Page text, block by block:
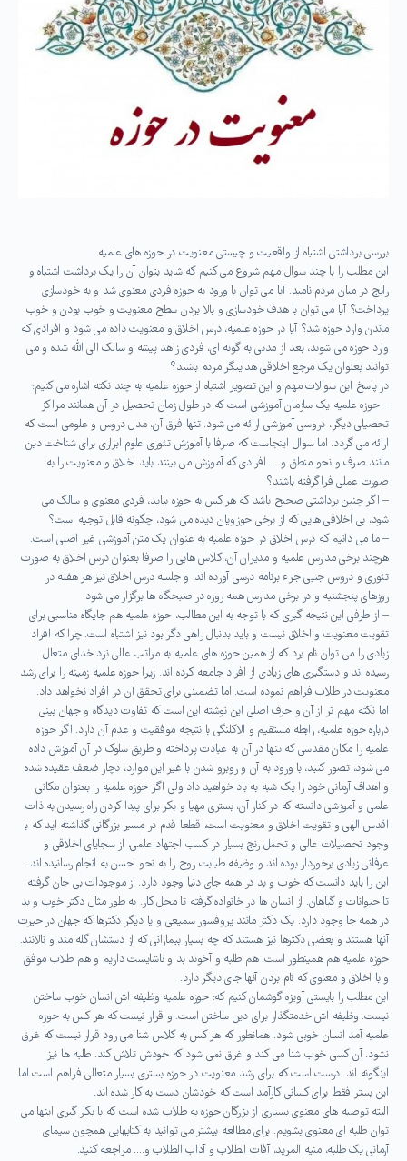
بررسی برداشتی اشتباه از واقعیت و چیستی معنویت در حوزه های علمیه
این مطلب را با چند سوال مهم شروع می کنیم که شاید بتوان آن را یک برداشت اشتباه و
رایج در میان مردم نامید. آیا می توان با ورود به حوزه فردی معنوی شد و به خودسازی
پرداخت؟ آیا می توان با هدف خودسازی و بالا بردن سطح معنویت و خوب بودن و خوب
ماندن وارد حوزه شد؟ آیا در حوزه علمیه، درس اخلاق و معنویت داده می شود و افرادی که
وارد حوزه می شوند، بعد از مدتی به گونه ای، فردی زاهد پیشه و سالک الی الله شده و می
توانند بعنوان یک مرجع اخلاقی هدایتگر مردم باشند؟
در پاسخ این سوالات مهم و این تصویر اشتباه از حوزه علمیه به چند نکته اشاره می کنیم:
– حوزه علمیه یک سازمان آموزشی است که در طول زمان تحصیل در آن همانند مراکز
تحصیلی دیگر، دروسی آموزشی ارائه می شود. تنها فرق آن، مدل دروس و علومی است که
ارائه می گردد. اما سوال اینجاست که صرفا با آموزش تئوری علوم ابزاری برای شناخت دین،
مانند صرف و نحو منطق و … افرادی که آموزش می بینند باید اخلاق و معنویت را به
صورت عملی فراگرفته باشند؟
– اگر چنین برداشتی صحیح باشد که هر کس به حوزه بیاید، فردی معنوی و سالک می
شود، بی اخلاقی هایی که از برخی حوزویان دیده می شود، چگونه قابل توجیه است؟
– ما می دانیم که درس اخلاق در حوزه علمیه به عنوان یک متن آموزشی غیر اصلی است.
هرچند برخی مدارس علمیه و مدیران آن، کلاس هایی را صرفا بعنوان درس اخلاق به صورت
تئوری و دروس جنبی جزء برنامه درسی آورده اند. و جلسه درس اخلاق نیز هر هفته در
روزهای پنجشنبه و در برخی مدارس همه روزه در صبحگاه ها برگزار می شود.
– از طرفی این نتیجه گیری که با توجه به این مطالب، حوزه علمیه هم جایگاه مناسبی برای
تقویت معنویت و اخلاق نیست و باید بدنبال راهی دگر بود نیز اشتباه است. چرا که افراد
زیادی را می توان نام برد که از همین حوزه های علمیه به مراتب عالی نزد خدای متعال
رسیده اند و دستگیری های زیادی از افراد جامعه کرده اند. زیرا حوزه علمیه زمینه را برای رشد
معنویت در طلاب فراهم نموده است. اما تضمینی برای تحقق آن در افراد نخواهد داد.
اما نکته مهم تر از آن و حرف اصلی این نوشته این است که تفاوت دیدگاه و جهان بینی
درباره حوزه علمیه، رابطه مستقیم و الاکلنگی با نتیجه موفقیت و عدم آن دارد. اگر حوزه
علمیه را مکان مقدسی که تنها در آن به عبادت پرداخته و طریق سلوک در آن آموزش داده
می شود، تصور کنید، با ورود به آن و روبرو شدن با غیر این موارد، دچار ضعف عقیده شده
و اهداف آرمانی خود را یک شبه به باد خواهید داد ولی اگر حوزه علمیه را بعنوان مکانی
علمی و آموزشی دانسته که در کنار آن، بستری مهیا و بکر برای پیدا کردن راه رسیدن به ذات
اقدس الهی و تقویت اخلاق و معنویت است، قطعا قدم در مسیر بزرگانی گذاشته اید که با
وجود تحصیلات عالی و تحمل رنج بسیار در کسب اجتهاد علمی، از سجایای اخلاقی و
عرفانی زیادی برخوردار بوده اند و وظیفه طبابت روح را به نحو احسن به انجام رسانیده اند.
این را باید دانست که خوب و بد در همه جای دنیا وجود دارد. از موجودات بی جان گرفته
تا حیوانات و گیاهان. از انسان ها در خانواده گرفته تا محل کار. به طور مثال دکتر خوب و بد
در همه جا وجود دارد. یک دکتر مانند پروفسور سمیعی و یا دیگر دکترها که جهان در حیرت
آنها هستند و بعضی دکترها نیز هستند که چه بسیار بیمارانی که از دستشان گله مند و نالانند.
حوزه علمیه هم همینطور است. هم طلبه و آخوند بد و ناشایست داریم و هم طلاب موفق
و با اخلاق و معنوی که نام بردن آنها جای دیگر دارد.
این مطلب را بایستی آویزه گوشمان کنیم که: حوزه علمیه وظیفه اش انسان خوب ساختن
نیست. وظیفه اش خدمتگذار برای دین ساختن است. و قرار نیست که هر کس به حوزه
علمیه آمد انسان خوبی شود. همانطور که هر کس به کلاس شنا می رود قرار نیست که غرق
نشود. آن کسی خوب شنا می کند و غرق نمی شود که خودش تلاش کند. طلبه ها نیز
اینگونه اند. درست است که برای رشد معنویت در حوزه بستری بسیار متعالی فراهم است اما
این بستر فقط برای کسانی کارآمد است که خودشان دست به کار شده اند.
البته توصیه های معنوی بسیاری از بزرگان حوزه به طلاب شده است که با بکار گیری اینها می
توان طلبه ای معنوی بشویم. برای مطالعه بیشتر می توانید به کتابهایی همچون سیمای
آرمانی یک طلبه، منیه المرید، آفات الطلاب و آداب الطلاب و…. مراجعه کنید.